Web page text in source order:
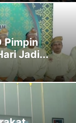
Pimpin
Jadi...